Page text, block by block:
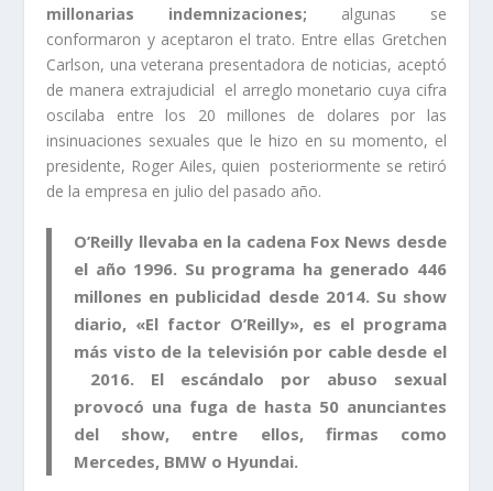
millonarias indemnizaciones; algunas se
conformaron y aceptaron el trato. Entre ellas Gretchen
Carlson, una veterana presentadora de noticias, aceptó
de manera extrajudicial el arreglo monetario cuya cifra
oscilaba entre los 20 millones de dolares por las
insinuaciones sexuales que le hizo en su momento, el
presidente, Roger Ailes, quien posteriormente se retiró
de la empresa en julio del pasado año.
O’Reilly llevaba en la cadena Fox News desde
el año 1996. Su programa ha generado 446
millones en publicidad desde 2014. Su show
diario, «El factor O’Reilly», es el programa
más visto de la televisión por cable desde el
2016. El escándalo por abuso sexual
provocó una fuga de hasta 50 anunciantes
del show, entre ellos, firmas como
Mercedes, BMW o Hyundai.